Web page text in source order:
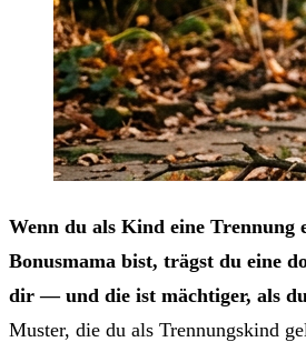
Wenn du als Kind eine Trennung
Bonusmama bist, trägst du eine
dir — und die ist mächtiger, als
Muster, die du als Trennungskind